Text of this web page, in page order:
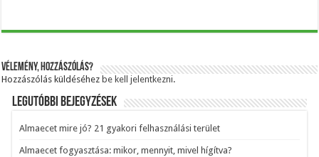
Vélemény, hozzászólás?
Hozzászólás küldéséhez be kell jelentkezni.
Legutóbbi bejegyzések
Almaecet mire jó? 21 gyakori felhasználási terület
Almaecet fogyasztása: mikor, mennyit, mivel hígítva?